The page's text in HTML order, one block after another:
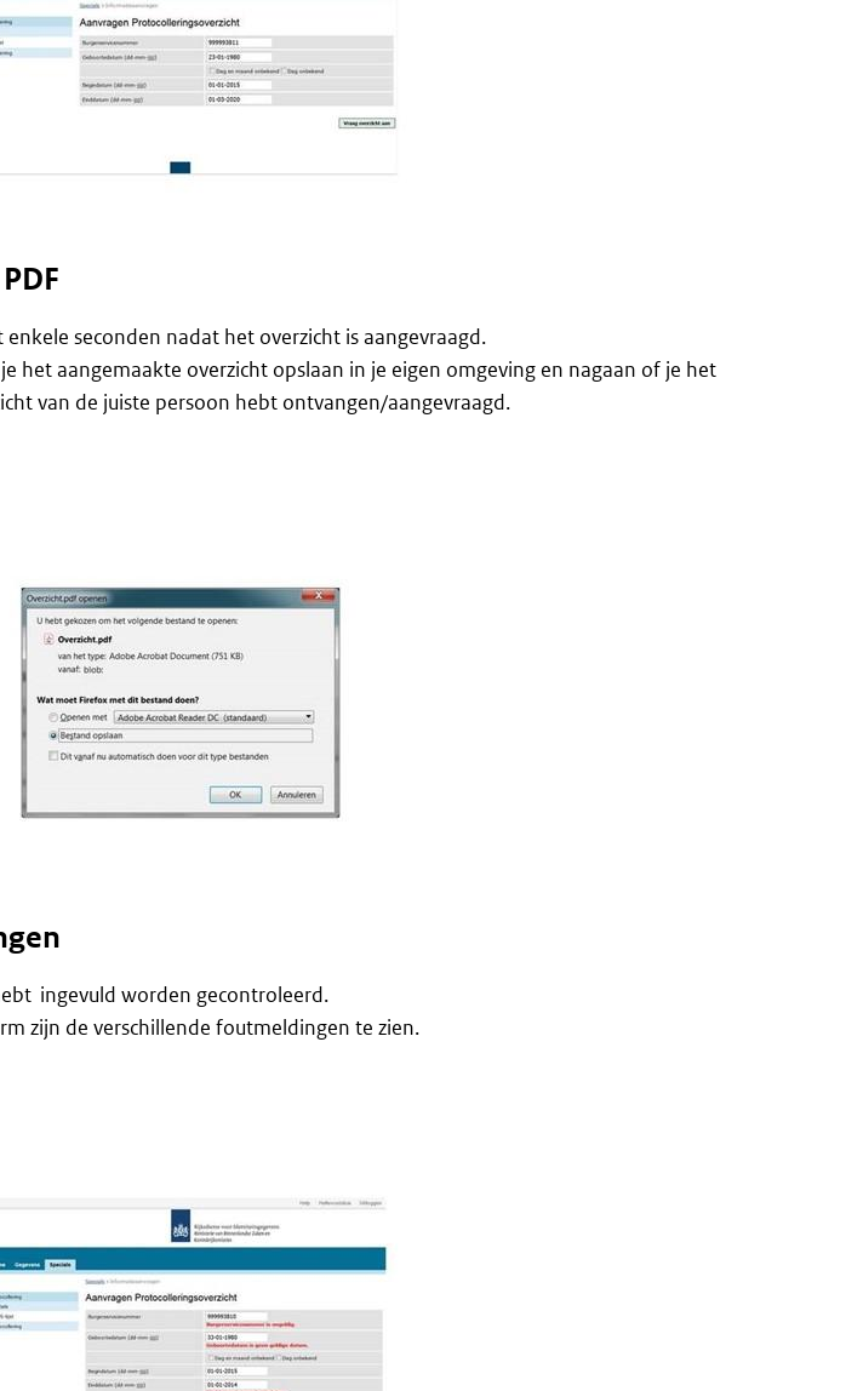
enkele seconden nadat het overzicht is aangevraagd.
het aangemaakte overzicht opslaan in je eigen omgeving en nagaan of je het
van de juiste persoon hebt ontvangen/aangevraagd.
ingevuld worden gecontroleerd.
zijn de verschillende foutmeldingen te zien.